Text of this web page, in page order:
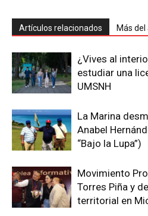
Artículos relacionados Más
¿Vives al
estudiar una
UMSNH
La Marina
Anabel
“Bajo la Lupa”)
Movimiento
Torres Piña y
territorial en